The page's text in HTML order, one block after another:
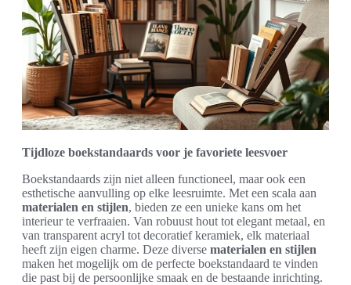
Tijdloze boekstandaards voor je favoriete leesvoer
Boekstandaards zijn niet alleen functioneel, maar ook een
esthetische aanvulling op elke leesruimte. Met een scala aan
materialen en stijlen, bieden ze een unieke kans om het
interieur te verfraaien. Van robuust hout tot elegant metaal, en
van transparent acryl tot decoratief keramiek, elk materiaal
heeft zijn eigen charme. Deze diverse materialen en stijlen
maken het mogelijk om de perfecte boekstandaard te vinden
die past bij de persoonlijke smaak en de bestaande inrichting.